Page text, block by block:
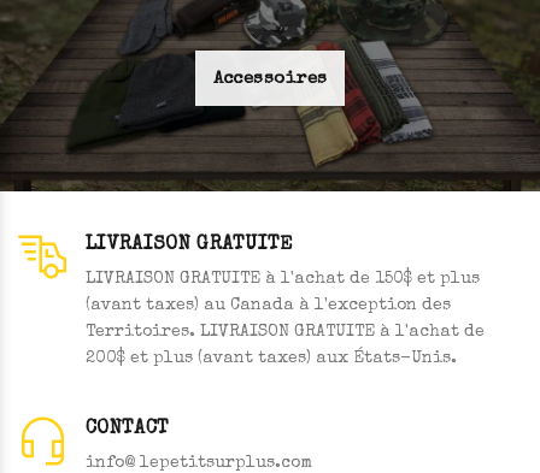
Accessoires
LIVRAISON GRATUITE
LIVRAISON GRATUITE à l'achat de 150$ et plus
(avant taxes) au Canada à l'exception des
Territoires. LIVRAISON GRATUITE à l'achat de
200$ et plus (avant taxes) aux États-Unis.
CONTACT
info@ lepetitsurplus.com